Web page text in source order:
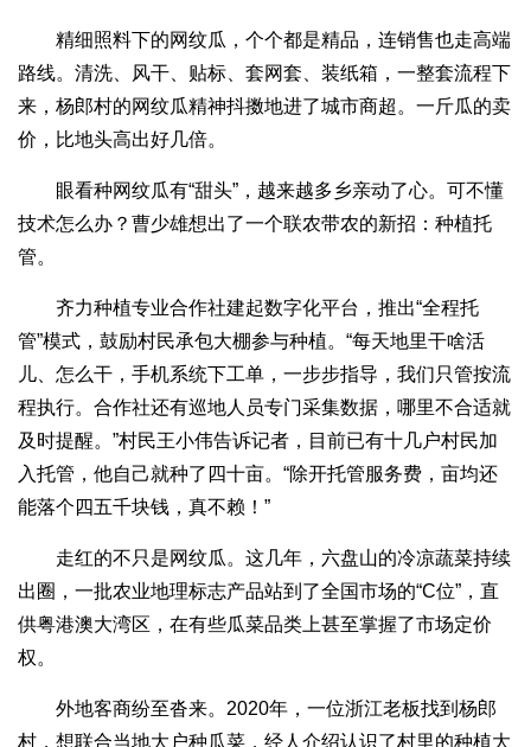
精细照料下的网纹瓜，个个都是精品，连销售也走高端
路线。清洗、风干、贴标、套网套、装纸箱，一整套流程下
来，杨郎村的网纹瓜精神抖擞地进了城市商超。一斤瓜的卖
价，比地头高出好几倍。
眼看种网纹瓜有“甜头”，越来越多乡亲动了心。可不懂
技术怎么办？曹少雄想出了一个联农带农的新招：种植托
管。
齐力种植专业合作社建起数字化平台，推出“全程托
管”模式，鼓励村民承包大棚参与种植。“每天地里干啥活
儿、怎么干，手机系统下工单，一步步指导，我们只管按流
程执行。合作社还有巡地人员专门采集数据，哪里不合适就
及时提醒。”村民王小伟告诉记者，目前已有十几户村民加
入托管，他自己就种了四十亩。“除开托管服务费，亩均还
能落个四五千块钱，真不赖！”
走红的不只是网纹瓜。这几年，六盘山的冷凉蔬菜持续
出圈，一批农业地理标志产品站到了全国市场的“C位”，直
供粤港澳大湾区，在有些瓜菜品类上甚至掌握了市场定价
权。
外地客商纷至沓来。2020年，一位浙江老板找到杨郎
村，想联合当地大户种瓜菜，经人介绍认识了村里的种植大